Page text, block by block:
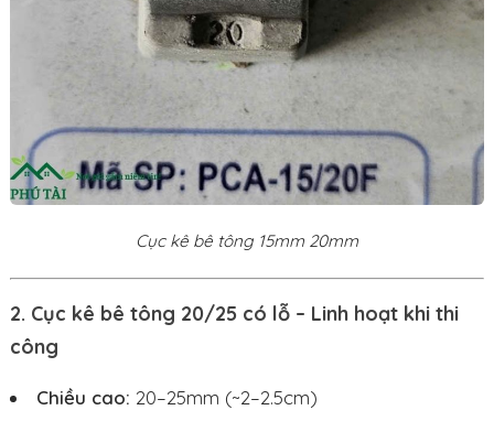
Cục kê bê tông 15mm 20mm
2. Cục kê bê tông 20/25 có lỗ – Linh hoạt khi thi
công
Chiều cao: 20–25mm (~2–2.5cm)